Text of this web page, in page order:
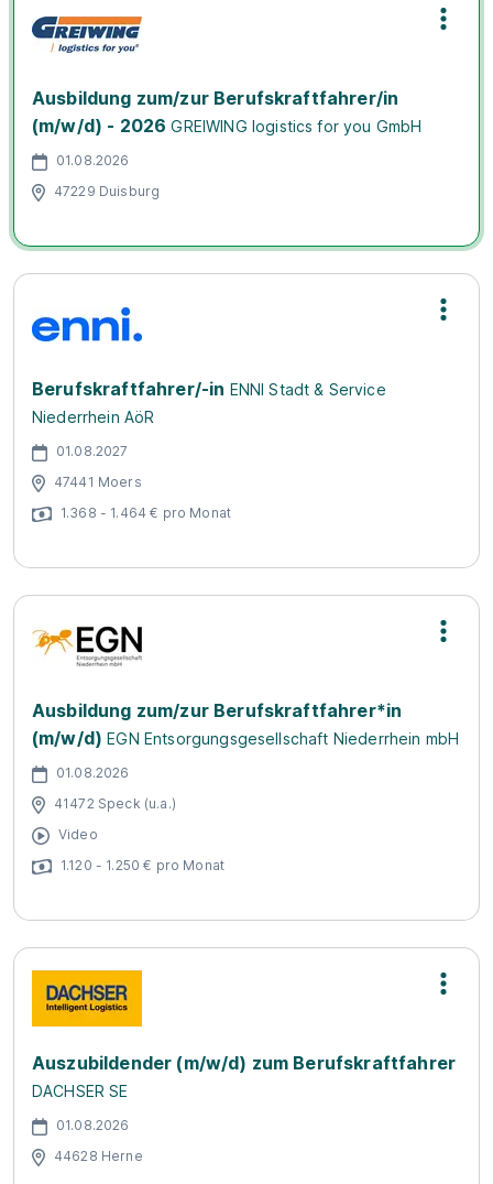
Ausbildung zum/zur Berufskraftfahrer/in
(m/w/d) - 2026 GREIWING logistics for you GmbH
01.08.2026
47229 Duisburg
Berufskraftfahrer/-in ENNI Stadt & Service
Niederrhein AöR
01.08.2027
47441 Moers
1.368 - 1.464 € pro Monat
Ausbildung zum/zur Berufskraftfahrer*in
(m/w/d) EGN Entsorgungsgesellschaft Niederrhein mbH
01.08.2026
41472 Speck (u.a.)
Video
1.120 - 1.250 € pro Monat
Auszubildender (m/w/d) zum Berufskraftfahrer
DACHSER SE
01.08.2026
44628 Herne